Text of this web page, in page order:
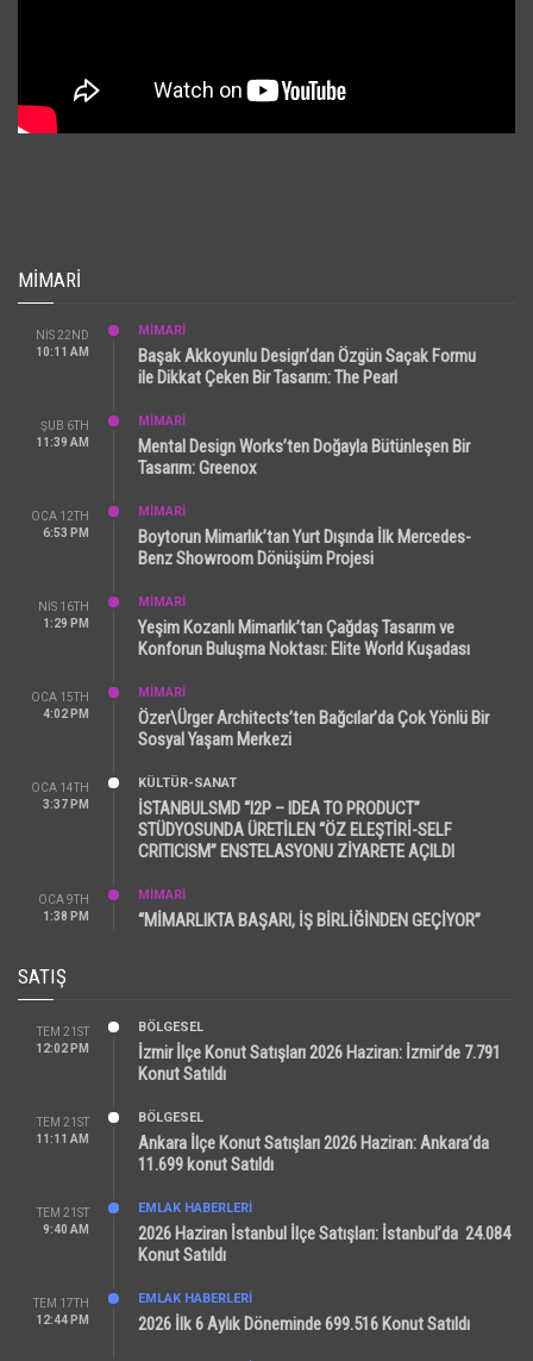
MIMARI
NIS 22ND
10:11 AM
MİMARİ
Başak Akkoyunlu Design’dan Özgün Saçak Formu
ile Dikkat Çeken Bir Tasarım: The Pearl
ŞUB 6TH
11:39 AM
MİMARİ
Mental Design Works’ten Doğayla Bütünleşen Bir
Tasarım: Greenox
OCA 12TH
6:53 PM
MİMARİ
Boytorun Mimarlık’tan Yurt Dışında İlk Mercedes-
Benz Showroom Dönüşüm Projesi
NIS 16TH
1:29 PM
MİMARİ
Yeşim Kozanlı Mimarlık’tan Çağdaş Tasarım ve
Konforun Buluşma Noktası: Elite World Kuşadası
OCA 15TH
4:02 PM
MİMARİ
Özer\Ürger Architects’ten Bağcılar’da Çok Yönlü Bir
Sosyal Yaşam Merkezi
OCA 14TH
3:37 PM
KÜLTÜR-SANAT
İSTANBULSMD “I2P – IDEA TO PRODUCT”
STÜDYOSUNDA ÜRETİLEN “ÖZ ELEŞTİRİ-SELF
CRITICISM” ENSTELASYONU ZİYARETE AÇILDI
OCA 9TH
1:38 PM
MİMARİ
“MİMARLIKTA BAŞARI, İŞ BİRLİĞİNDEN GEÇİYOR”
SATIŞ
TEM 21ST
12:02 PM
BÖLGESEL
İzmir İlçe Konut Satışları 2026 Haziran: İzmir’de 7.791
Konut Satıldı
TEM 21ST
11:11 AM
BÖLGESEL
Ankara İlçe Konut Satışları 2026 Haziran: Ankara’da
11.699 konut Satıldı
TEM 21ST
9:40 AM
EMLAK HABERLERI
2026 Haziran İstanbul İlçe Satışları: İstanbul’da 24.084
Konut Satıldı
TEM 17TH
12:44 PM
EMLAK HABERLERI
2026 İlk 6 Aylık Döneminde 699.516 Konut Satıldı